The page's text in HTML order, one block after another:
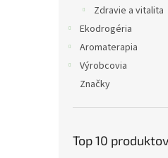
Zdravie a vitalita
Ekodrogéria
Aromaterapia
Výrobcovia
Značky
Top 10 produktov